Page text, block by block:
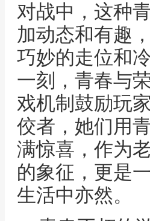
对战中，这种
加动态和有趣
巧妙的走位和
一刻，青春与
戏机制鼓励玩
佼者，她们用
满惊喜，作为
的象征，更是
生活中亦然。